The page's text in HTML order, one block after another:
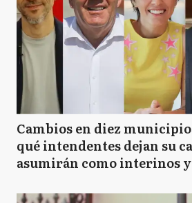
Cambios en diez
qué intendentes dejan su
asumirán como interinos